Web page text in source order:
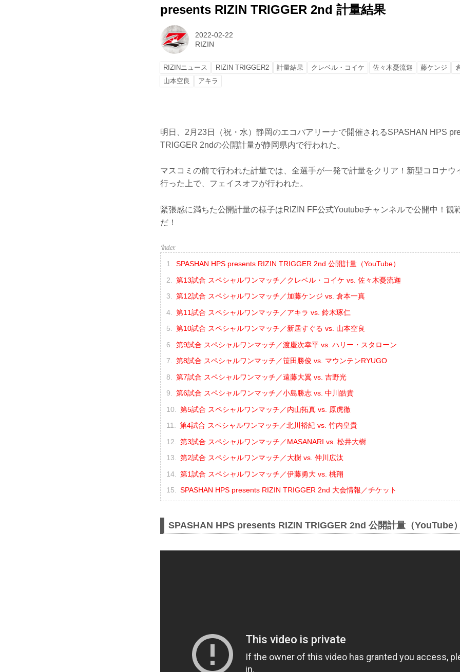
presents RIZIN TRIGGER 2nd 計量結果
2022-02-22
RIZIN
RIZINニュース RIZIN TRIGGER2 計量結果 クレベル・コイケ 佐々木憂流迦 藤ケンジ
山本空良
アキラ
明日、2月23日（祝・水）静岡のエコパアリーナで開催されるSPASHAN HPS
TRIGGER 2ndの公開計量が静岡県内で行われた。
マスコミの前で行われた計量では、全選手が一発で計量をクリア！新型コロナウ
行った上で、フェイスオフが行われた。
緊張感に満ちた公開計量の様子はRIZIN FF公式Youtubeチャンネルで公開中！観
だ！
SPASHAN HPS presents RIZIN TRIGGER 2nd 公開計量（YouTube）
第13試合 スペシャルワンマッチ／クレベル・コイケ vs. 佐々木憂流迦
第12試合 スペシャルワンマッチ／加藤ケンジ vs. 倉本一真
第11試合 スペシャルワンマッチ／アキラ vs. 鈴木琢仁
第10試合 スペシャルワンマッチ／新居すぐる vs. 山本空良
第9試合 スペシャルワンマッチ／渡慶次幸平 vs. ハリー・スタローン
第8試合 スペシャルワンマッチ／笹田勝俊 vs. マウンテンRYUGO
第7試合 スペシャルワンマッチ／遠藤大翼 vs. 吉野光
第6試合 スペシャルワンマッチ／小島勝志 vs. 中川皓貴
第5試合 スペシャルワンマッチ／内山拓真 vs. 原虎徹
第4試合 スペシャルワンマッチ／北川裕紀 vs. 竹内皇貴
第3試合 スペシャルワンマッチ／MASANARI vs. 松井大樹
第2試合 スペシャルワンマッチ／大樹 vs. 仲川広汰
第1試合 スペシャルワンマッチ／伊藤勇大 vs. 桃翔
SPASHAN HPS presents RIZIN TRIGGER 2nd 大会情報／チケット
SPASHAN HPS presents RIZIN TRIGGER 2nd 公開計量（YouTube